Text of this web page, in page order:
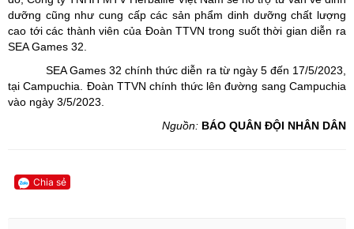
dưỡng cũng như cung cấp các sản phẩm dinh dưỡng chất lượng
cao tới các thành viên của Đoàn TTVN trong suốt thời gian diễn ra
SEA Games 32.
SEA Games 32 chính thức diễn ra từ ngày 5 đến 17/5/2023,
tại Campuchia. Đoàn TTVN chính thức lên đường sang Campuchia
vào ngày 3/5/2023.
Nguồn: BÁO QUÂN ĐỘI NHÂN DÂN
Chia sẻ